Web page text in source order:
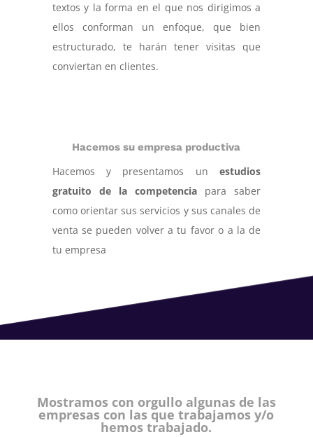
textos y la forma en el que nos dirigimos a
ellos conforman un enfoque, que bien
estructurado, te harán tener visitas que
conviertan en clientes.
Hacemos su empresa productiva
Hacemos y presentamos unestudios
gratuito de la competencia para saber
como orientar sus servicios y sus canales de
venta se pueden volver a tu favor o a la de
tu empresa
Mostramos con orgullo algunas de las
empresas con las que trabajamos y/o
hemos trabajado.